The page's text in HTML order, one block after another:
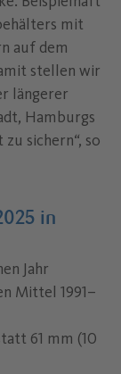
mit
auf dem
stellen wir
längerer
Hamburgs
sichern“, so
in
Jahr
Mittel 1991–
61 mm (10